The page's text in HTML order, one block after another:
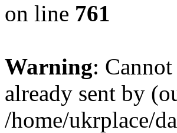
on line 761
Warning:
already sent by
/home/ukrplace/